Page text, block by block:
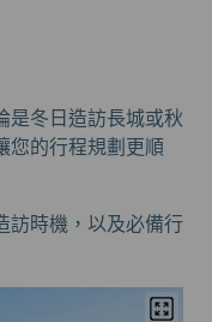
是冬日造訪長城或秋
您的行程規劃更順
訪時機，以及必備行